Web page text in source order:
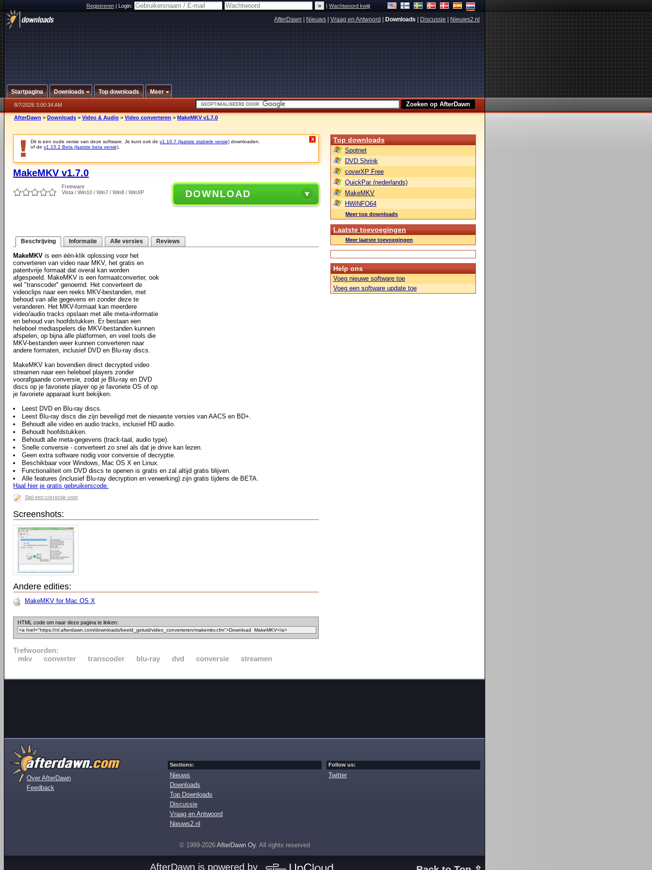
Registreren|Login: |Wachtwoord kwijt
AfterDawn Nieuws Vraag en Antwoord Downloads Discussie Nieuws2.nl
Startpagina Downloads Top downloads Meer
8/7/2026 3:00:34 AM
AfterDawn > Downloads > Video & Audio > Video converteren > MakeMKV v1.7.0
Dit is een oude versie van deze software. Je kunt ook de v1.10.7 (laatste stabiele versie) downloaden.
of de v1.15.2 Beta (laatste beta versie)
X
MakeMKV v1.7.0
Freeware
Vista / Win10 / Win7 / Win8 / WinXP
DOWNLOAD
Beschrijving Informatie Alle versies Reviews
MakeMKV is een één-klik oplossing voor het
converteren van video naar MKV, het gratis en
patentvrije formaat dat overal kan worden
afgespeeld. MakeMKV is een formaatconverter, ook
wel "transcoder" genoemd. Het converteert de
videoclips naar een reeks MKV-bestanden, met
behoud van alle gegevens en zonder deze te
veranderen. Het MKV-formaat kan meerdere
video/audio tracks opslaan met alle meta-informatie
en behoud van hoofdstukken. Er bestaan een
heleboel mediaspelers die MKV-bestanden kunnen
afspelen, op bijna alle platformen, en veel tools die
MKV-bestanden weer kunnen converteren naar
andere formaten, inclusief DVD en Blu-ray discs.
MakeMKV kan bovendien direct decrypted video
streamen naar een heleboel players zonder
voorafgaande conversie, zodat je Blu-ray en DVD
discs op je favoriete player op je favoriete OS of op
je favoriete apparaat kunt bekijken.
Leest DVD en Blu-ray discs.
Leest Blu-ray discs die zijn beveiligd met de nieuwste versies van AACS en BD+.
Behoudt alle video en audio tracks, inclusief HD audio.
Behoudt hoofdstukken.
Behoudt alle meta-gegevens (track-taal, audio type).
Snelle conversie - converteert zo snel als dat je drive kan lezen.
Geen extra software nodig voor conversie of decryptie.
Beschikbaar voor Windows, Mac OS X en Linux.
Functionaliteit om DVD discs te openen is gratis en zal altijd gratis blijven.
Alle features (inclusief Blu-ray decryption en verwerking) zijn gratis tijdens de BETA.
Haal hier je gratis gebruikerscode.
Stel een correctie voor
Screenshots:
Andere edities:
MakeMKV for Mac OS X
HTML code om naar deze pagina te linken:
Trefwoorden:
mkv
converter transcoder blu-ray dvd conversie streamen
Top downloads
Spotnet
DVD Shrink
coverXP Free
QuickPar (nederlands)
MakeMKV
HWiNFO64
Meer top downloads
Laatste toevoegingen
Meer laatste toevoegingen
Help ons
Voeg nieuwe software toe
Voeg een software update toe
Over AfterDawn
Feedback
Sections:
Nieuws
Downloads
Top Downloads
Discussie
Vraag en Antwoord
Nieuws2.nl
Follow us:
Twitter
© 1999-2026 AfterDawn Oy. All rights reserved
AfterDawn is powered by